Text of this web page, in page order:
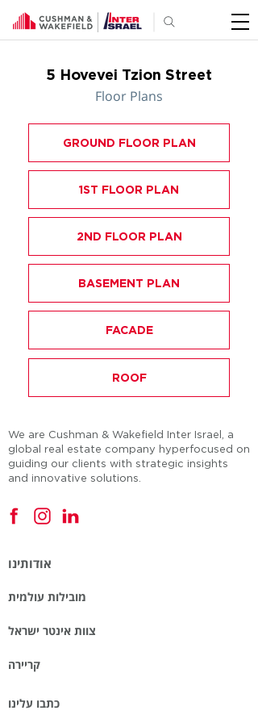
5 Hovevei Tzion Street
Floor Plans
GROUND FLOOR PLAN
1ST FLOOR PLAN
2ND FLOOR PLAN
BASEMENT PLAN
FACADE
ROOF
We are Cushman & Wakefield Inter Israel, a
global real estate company hyperfocused on
guiding our clients with strategic insights
and innovative solutions.
אודותינו
מובילות עולמית
צוות אינטר ישראל
קריירה
כתבו עלינו